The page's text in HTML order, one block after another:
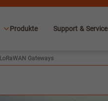
Produkte Support & Service
LoRaWAN Gateways